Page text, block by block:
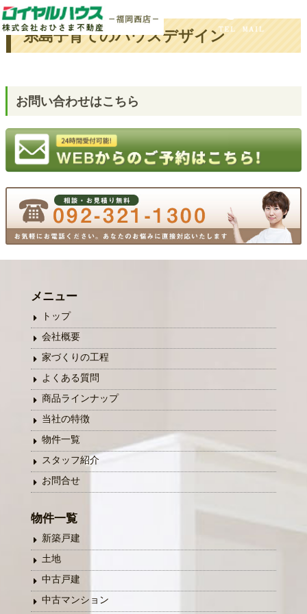
ホーム タグ : 糸島子育て
糸島子育てのハウスデザイン
お問い合わせはこちら
メニュー
トップ
会社概要
家づくりの工程
よくある質問
商品ラインナップ
当社の特徴
物件一覧
スタッフ紹介
お問合せ
物件一覧
新築戸建
土地
中古戸建
中古マンション